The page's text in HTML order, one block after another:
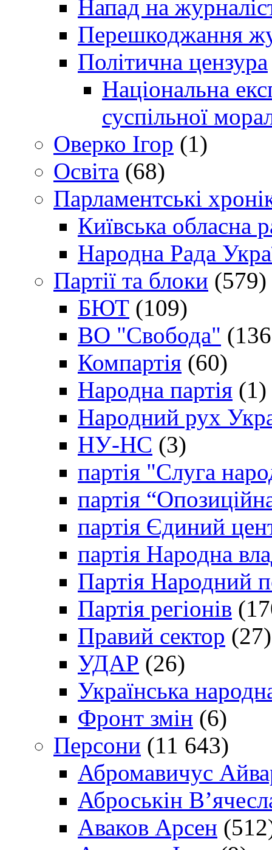
Напад на
Перешкоджання
Політична цензура
Національна
суспільної
Оверко Ігор (1)
Освіта (68)
Парламентські
Київська обласна
Народна Рада
Партії та блоки (579)
БЮТ (109)
ВО "Свобода"
Компартія (60)
Народна партія (1)
Народний рух
НУ-НС (3)
партія "Слуга
партія
партія Єдиний
партія Народна
Партія Народний
Партія регіонів
Правий сектор (27)
УДАР (26)
Українська
Фронт змін (6)
Персони (11 643)
Абромавичус
Аброськін
Аваков Арсен